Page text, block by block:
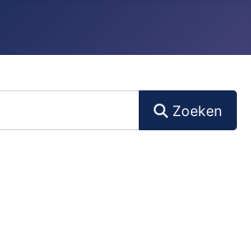
Zoeken